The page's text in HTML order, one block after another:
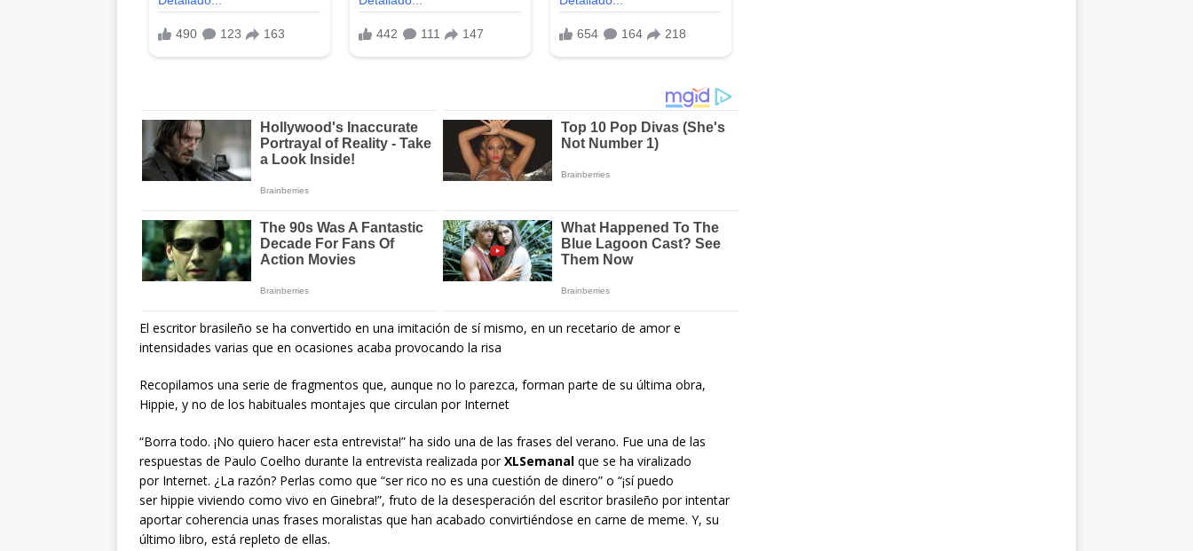
El escritor brasileño se ha convertido en una imitación de sí mismo, en un recetario de amor e
intensidades varias que en ocasiones acaba provocando la risa
Recopilamos una serie de fragmentos que, aunque no lo parezca, forman parte de su última obra,
Hippie, y no de los habituales montajes que circulan por Internet
“Borra todo. ¡No quiero hacer esta entrevista!” ha sido una de las frases del verano. Fue una de las
respuestas de Paulo Coelho durante la entrevista realizada porXLSemanal que se ha viralizado
por Internet. ¿La razón? Perlas como que “ser rico no es una cuestión de dinero” o “¡sí puedo
ser hippie viviendo como vivo en Ginebra!”, fruto de la desesperación del escritor brasileño por intentar
aportar coherencia unas frases moralistas que han acabado convirtiéndose en carne de meme. Y, su
último libro, está repleto de ellas.